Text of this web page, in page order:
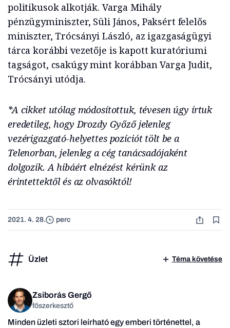
politikusok alkotják. Varga Mihály
pénzügyminiszter, Süli János, Paksért felelős
miniszter, Trócsányi László, az igazgaságügyi
tárca korábbi vezetője is kapott kuratóriumi
tagságot, csakúgy mint korábban Varga Judit,
Trócsányi utódja.
*A cikket utólag módosítottuk, tévesen úgy írtuk
eredetileg, hogy Drozdy Győző jelenleg
vezérigazgató-helyettes pozíciót tölt be a
Telenorban, jelenleg a cég tanácsadójaként
dolgozik. A hibáért elnézést kérünk az
érintettektől és az olvasóktól!
2021. 4. 28. perc
Üzlet Téma követése
Zsiborás Gergő
főszerkesztő
Minden üzleti sztori leírható egy emberi történettel, a